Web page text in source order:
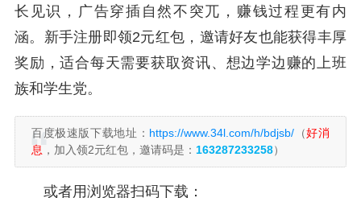
长见识，广告穿插自然不突兀，赚钱过程更有内
涵。新手注册即领2元红包，邀请好友也能获得丰厚
奖励，适合每天需要获取资讯、想边学边赚的上班
族和学生党。
百度极速版下载地址： https://www.34l.com/h/bdjsb/ （好消
息 ，加入领2元红包，邀请码是： 163287233258）
或者用浏览器扫码下载：